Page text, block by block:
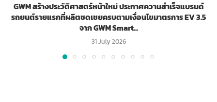
GWM สร้างประวัติศาสตร์หน้าใหม่ ประกาศความสำเร็จแบรนด์
รถยนต์รายแรกที่ผลิตชดเชยครบตามเงื่อนไขมาตรการ EV 3.5
จาก GWM Smart...
31 July 2026